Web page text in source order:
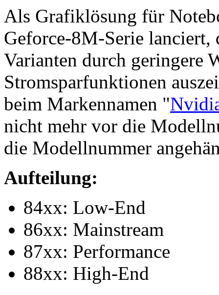
Als Grafiklösung für
Geforce-8M-Serie lanciert,
Varianten durch geringere
Stromsparfunktionen
beim Markennamen "
nicht mehr vor die
die Modellnummer
Aufteilung:
84xx: Low-End
86xx: Mainstream
87xx: Performance
88xx: High-End